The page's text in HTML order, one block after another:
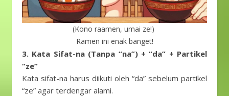
(Kono raamen, umai ze!)
Ramen ini enak banget!
3. Kata Sifat-na (Tanpa “na”) + “da” + Partikel
“ze”
Kata sifat-na harus diikuti oleh “da” sebelum partikel
“ze” agar terdengar alami.